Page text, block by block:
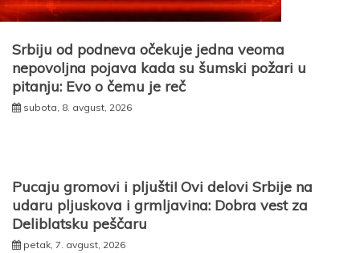
Srbiju od podneva očekuje jedna veoma
nepovoljna pojava kada su šumski požari u
pitanju: Evo o čemu je reč
subota, 8. avgust, 2026
Pucaju gromovi i pljušti! Ovi delovi Srbije na
udaru pljuskova i grmljavina: Dobra vest za
Deliblatsku peščaru
petak, 7. avgust, 2026